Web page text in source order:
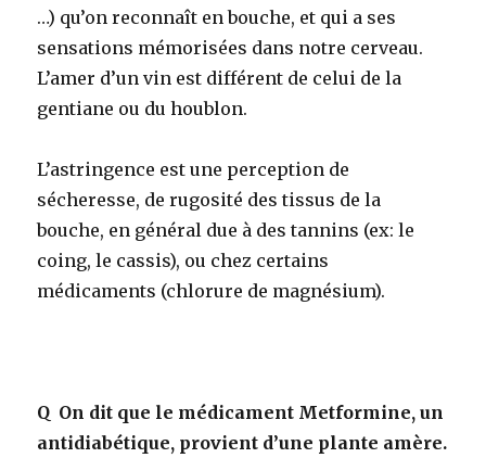
…) qu’on reconnaît en bouche, et qui a ses
sensations mémorisées dans notre cerveau.
L’amer d’un vin est différent de celui de la
gentiane ou du houblon.
L’astringence est une perception de
sécheresse, de rugosité des tissus de la
bouche, en général due à des tannins (ex: le
coing, le cassis), ou chez certains
médicaments (chlorure de magnésium).
Q On dit que le médicament Metformine, un
antidiabétique, provient d’une plante amère.